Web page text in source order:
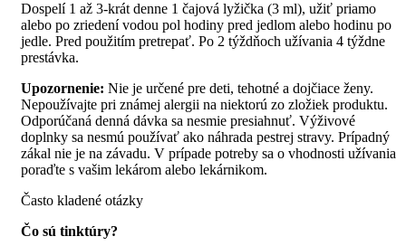
Dospelí 1 až 3-krát denne 1 čajová lyžička (3 ml), užiť priamo
alebo po zriedení vodou pol hodiny pred jedlom alebo hodinu po
jedle. Pred použitím pretrepať. Po 2 týždňoch užívania 4 týždne
prestávka.
Upozornenie: Nie je určené pre deti, tehotné a dojčiace ženy.
Nepoužívajte pri známej alergii na niektorú zo zložiek produktu.
Odporúčaná denná dávka sa nesmie presiahnuť. Výživové
doplnky sa nesmú používať ako náhrada pestrej stravy. Prípadný
zákal nie je na závadu. V prípade potreby sa o vhodnosti užívania
poraďte s vašim lekárom alebo lekárnikom.
Často kladené otázky
Čo sú tinktúry?